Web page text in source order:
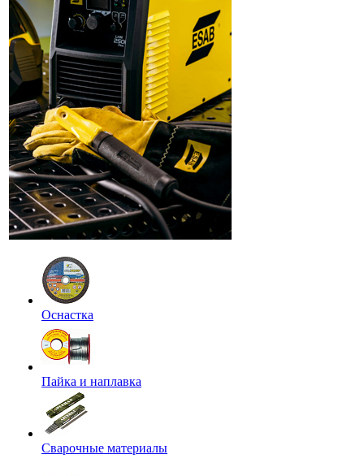
Оснастка
Пайка и наплавка
Сварочные материалы